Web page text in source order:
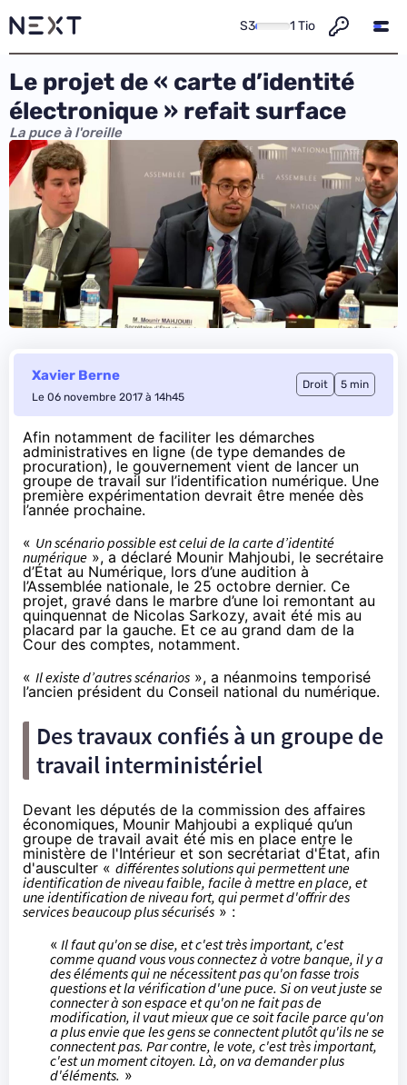
S3 1 Tio
Le projet de « carte d’identité
électronique » refait surface
La puce à l'oreille
Xavier Berne
Le 06 novembre 2017 à 14h45
Droit 5 min
Afin notamment de faciliter les démarches
administratives en ligne (de type demandes de
procuration), le gouvernement vient de lancer un
groupe de travail sur l’identification numérique. Une
première expérimentation devrait être menée dès
l’année prochaine.
« Un scénario possible est celui de la carte d’identité
numérique », a déclaré Mounir Mahjoubi, le secrétaire
d’État au Numérique, lors d’une audition à
l’Assemblée nationale, le 25 octobre dernier. Ce
projet, gravé dans le marbre d’une loi remontant au
quinquennat de Nicolas Sarkozy, avait été mis au
placard par la gauche. Et ce au grand dam de la
Cour des comptes, notamment.
« Il existe d’autres scénarios », a néanmoins temporisé
l’ancien président du Conseil national du numérique.
Des travaux confiés à un groupe de
travail interministériel
Devant les députés de la commission des affaires
économiques, Mounir Mahjoubi a expliqué qu’un
groupe de travail avait été mis en place entre le
ministère de l'Intérieur et son secrétariat d'État, afin
d'ausculter « différentes solutions qui permettent une
identification de niveau faible, facile à mettre en place, et
une identification de niveau fort, qui permet d'offrir des
services beaucoup plus sécurisés » :
« Il faut qu'on se dise, et c'est très important, c'est
comme quand vous vous connectez à votre banque, il y a
des éléments qui ne nécessitent pas qu'on fasse trois
questions et la vérification d'une puce. Si on veut juste se
connecter à son espace et qu'on ne fait pas de
modification, il vaut mieux que ce soit facile parce qu'on
a plus envie que les gens se connectent plutôt qu'ils ne se
connectent pas. Par contre, le vote, c'est très important,
c'est un moment citoyen. Là, on va demander plus
d'éléments. »